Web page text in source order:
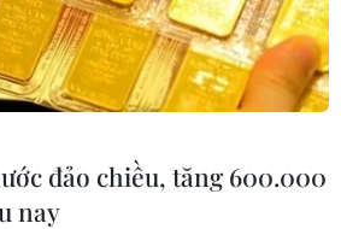
đảo chiều, tăng 600.000
nay